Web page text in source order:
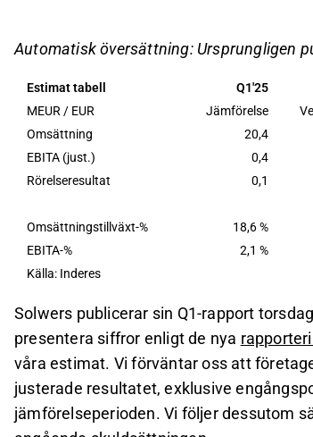
Företaget förväntas upprepa sin
Nyckeltalet icke-räntebärande
ursprungliga lånevillkor senast i
förväntningarna.
Detta innehåll är skapat av AI. Du kan lämna
Automatisk översättning: Ursprungligen
Estimat tabell Q1'25
MEUR / EUR
Jämförelse
Omsättning
20,4
EBITA (just.)
0,4
Rörelseresultat
0,1
Omsättningstillväxt-% 18,6 %
EBITA-%
2,1 %
Källa: Inderes
Solwers publicerar sin Q1-rapport
presentera siffror enligt de nya
våra estimat. Vi förväntar oss att
justerade resultatet, exklusive
jämförelseperioden. Vi följer dessutom